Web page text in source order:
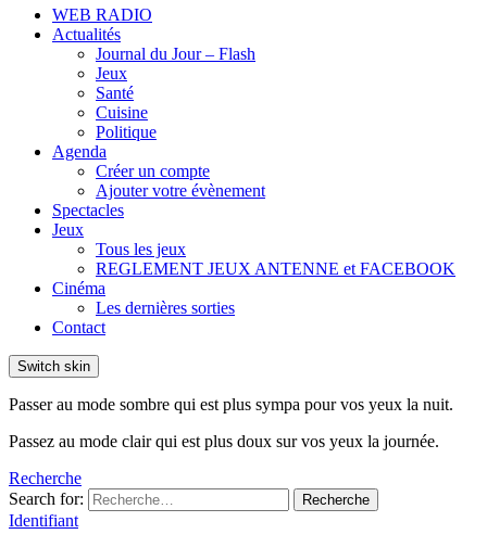
WEB RADIO
Actualités
Journal du Jour – Flash
Jeux
Santé
Cuisine
Politique
Agenda
Créer un compte
Ajouter votre évènement
Spectacles
Jeux
Tous les jeux
REGLEMENT JEUX ANTENNE et FACEBOOK
Cinéma
Les dernières sorties
Contact
Switch skin
Passer au mode sombre qui est plus sympa pour vos yeux la nuit.
Passez au mode clair qui est plus doux sur vos yeux la journée.
Recherche
Search for:
Recherche
Identifiant